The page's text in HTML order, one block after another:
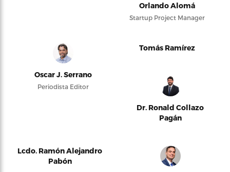
Orlando Alomá
Startup Project Manager
Oscar J. Serrano
Periodista Editor
Tomás Ramírez
Dr. Ronald Collazo
Pagán
Lcdo. Ramón Alejandro
Pabón